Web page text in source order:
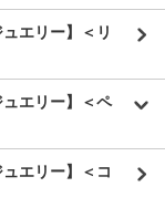
エリー】＜リ
エリー】＜ペ
エリー】＜コ